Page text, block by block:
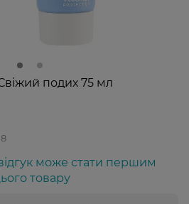
подих 75 мл
може стати першим
товару